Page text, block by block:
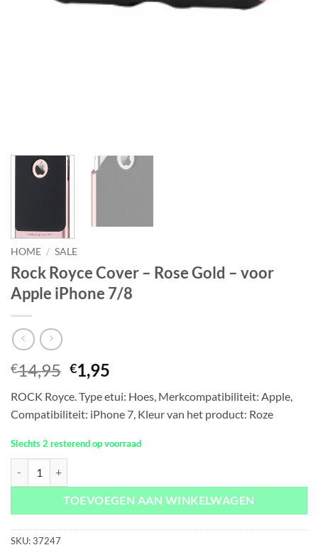
HOME / SALE
Rock Royce Cover – Rose Gold – voor
Apple iPhone 7/8
€14,95 Oorspronkelijke
prijs
was:
€14,95.
€1,95
is:
€1,95.
ROCK Royce. Type etui: Hoes, Merkcompatibiliteit: Apple,
Compatibiliteit: iPhone 7, Kleur van het product: Roze
Slechts 2 resterend op voorraad
TOEVOEGEN AAN WINKELWAGEN
SKU:37247